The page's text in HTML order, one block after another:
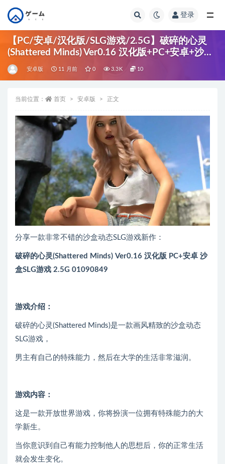
登录
【PC/安卓/汉化版/SLG游戏/2.5G】破碎的心灵
(Shattered Minds) Ver0.16 汉化版+PC+安卓+沙盒
SLG游戏+2.5G
安卓版 11 月前 0 3.3K 10
当前位置： 首页 安卓版 正文
分享一款非常不错的沙盒动态SLG游戏新作：
破碎的心灵(Shattered Minds) Ver0.16 汉化版 PC+安卓 沙
盒SLG游戏 2.5G 01090849
游戏介绍：
破碎的心灵(Shattered Minds)是一款画风精致的沙盒动态
SLG游戏，
男主有自己的特殊能力，然后在大学的生活非常滋润。
游戏内容：
这是一款开放世界游戏，你将扮演一位拥有特殊能力的大
学新生。
当你意识到自己有能力控制他人的思想后，你的正常生活
就会发生变化。